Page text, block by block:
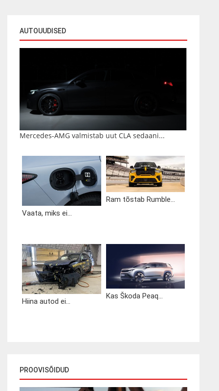
AUTOUUDISED
Mercedes-AMG valmistab uut CLA sedaani...
Vaata, miks ei...
Ram tõstab Rumble...
Hiina autod ei...
Kas Škoda Peaq...
PROOVISÕIDUD